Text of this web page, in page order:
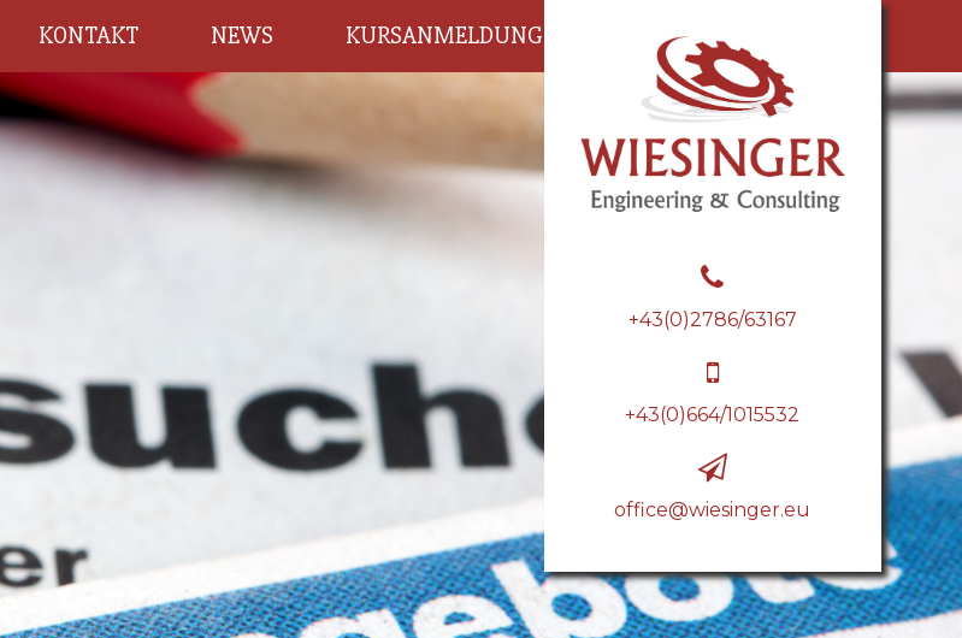
+43(0)2786/63167
+43(0)664/1015532
office@wiesinger.eu
KONTAKT NEWS KURSANMELDUNG JOBS&KARRIERE